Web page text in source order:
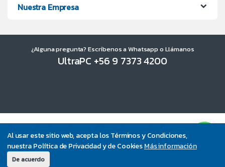
Al usar este sitio web, acepta los Términos y Condiciones,
nuestra Política de Privacidad y de CookiesMás información
De acuerdo
Nuestra Empresa
¿Alguna pregunta? Escríbenos a Whatsapp o Llámanos
UltraPC +56 9 7373 4200